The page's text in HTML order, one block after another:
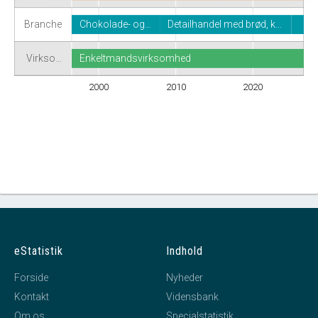
Branche
Virkso…
2000 2010 2020
Chokolade- og… Detailhandel med brød, k…
Enkeltmandsvirksomhed
eStatistik
Forside
Kontakt
Indhold
Nyheder
Vidensbank